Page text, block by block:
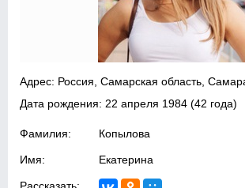
Адрес: Россия, Самарская область,
Дата рождения: 22 апреля 1984 (42 года)
Фамилия: Копылова
Имя: Екатерина